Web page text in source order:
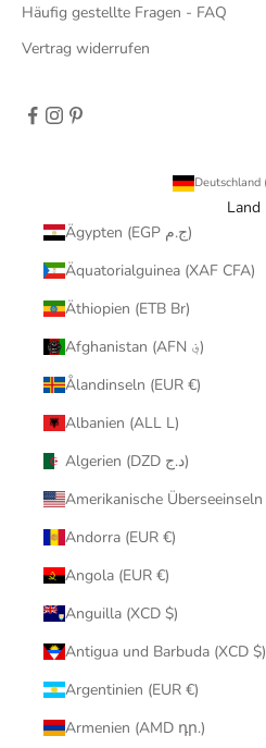
Häufig gestellte Fragen - FAQ
Vertrag widerrufen
Land
Ägypten (EGP ج.م)
Äquatorialguinea (XAF CFA)
Äthiopien (ETB Br)
Afghanistan (AFN ؋)
Ålandinseln (EUR €)
Albanien (ALL L)
Algerien (DZD د.ج)
Andorra (EUR €)
Angola (EUR €)
Anguilla (XCD $)
Antigua und Barbuda (XCD $)
Argentinien (EUR €)
Armenien (AMD դր.)